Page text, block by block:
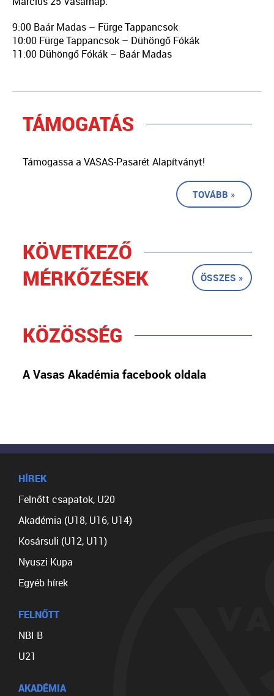
9:00 Baár Madas – Fürge Tappancsok
10:00 Fürge Tappancsok – Dühöngő Fókák
11:00 Dühöngő Fókák – Baár Madas
TÁMOGATÁS
Támogassa a VASAS-Pasarét Alapítványt!
TOVÁBB »
KÖVETKEZŐ
MÉRKŐZÉSEK
ÖSSZES »
KÖZÖSSÉG
A Vasas Akadémia facebook oldala
HÍREK
Felnőtt csapatok, U20
Akadémia (U18, U16, U14)
Kosársuli (U12, U11)
Nyuszi Kupa
Egyéb hírek
FELNŐTT
NBI B
U21
AKADÉMIA